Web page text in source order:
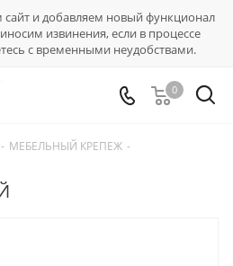
и добавляем новый функционал
извинения, если в процессе
с временными неудобствами.
0
- МЕБЕЛЬНЫЙ КРЕПЕЖ -